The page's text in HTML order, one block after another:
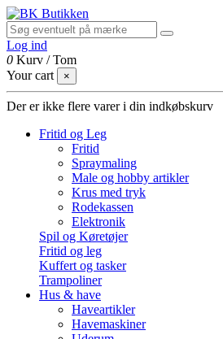
Log ind
0 Kurv /Tom
Your cart
×
Der er ikke flere varer i din indkøbskurv
Fritid og Leg
Fritid
Spraymaling
Male og hobby artikler
Krus med tryk
Rodekassen
Elektronik
Spil og Køretøjer
Fritid og leg
Kuffert og tasker
Trampoliner
Hus & have
Haveartikler
Havemaskiner